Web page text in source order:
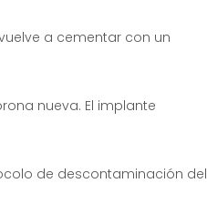
a cementar con un
nueva. El implante
de descontaminación del